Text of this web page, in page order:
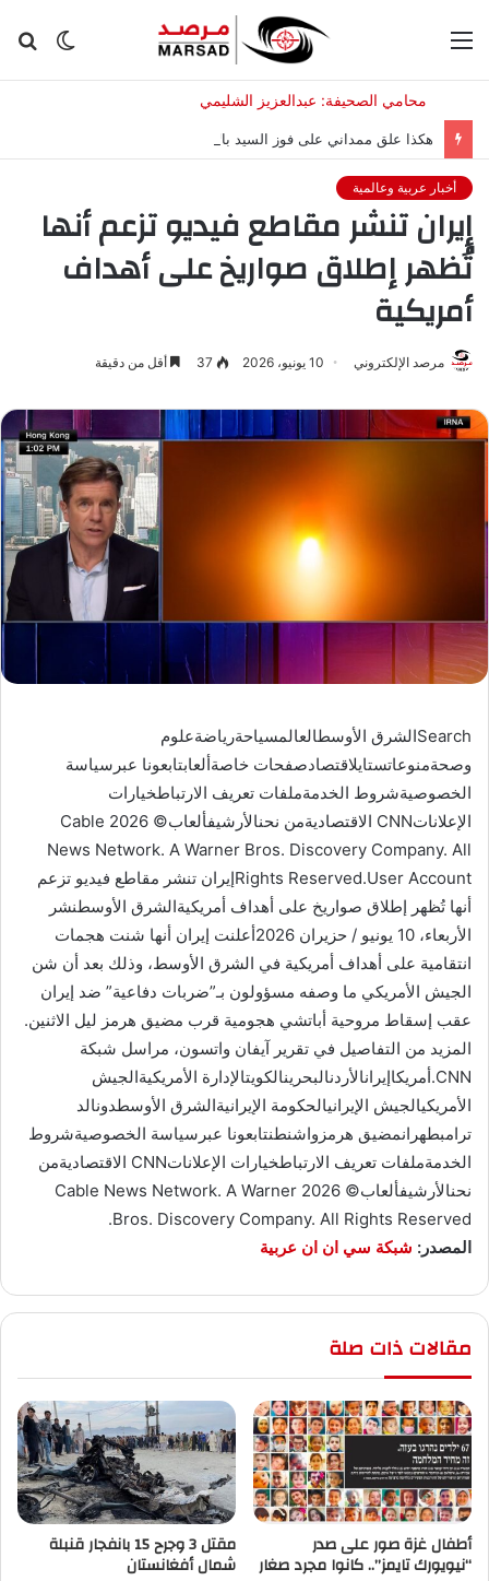
الوضع
أخبار عربية وعالمية
إيران تنشر مقاطع فيديو تزعم أنها
تُظهر إطلاق صواريخ على أهداف
أمريكية
مرصد الإلكتروني 10 يونيو، 2026 37 أقل من دقيقة
Searchالشرق الأوسطالعالمسياحةرياضةعلوم
وصحةمنوعاتستايلاقتصادصفحات خاصةألعابتابعونا عبرسياسة
الخصوصيةشروط الخدمةملفات تعريف الارتباطخيارات
الإعلاناتCNN الاقتصاديةمن نحنالأرشيفألعاب© 2026 Cable
News Network. A Warner Bros. Discovery Company. All
Rights Reserved.User Accountإيران تنشر مقاطع فيديو تزعم
أنها تُظهر إطلاق صواريخ على أهداف أمريكيةالشرق الأوسطنشر
الأربعاء، 10 يونيو / حزيران 2026أعلنت إيران أنها شنت هجمات
انتقامية على أهداف أمريكية في الشرق الأوسط، وذلك بعد أن شن
الجيش الأمريكي ما وصفه مسؤولون بـ”ضربات دفاعية” ضد إيران
عقب إسقاط مروحية أباتشي هجومية قرب مضيق هرمز ليل الاثنين.
المزيد من التفاصيل في تقرير آيفان واتسون، مراسل شبكة
CNN.أمريكاإيرانالأردنالبحرينالكويتالإدارة الأمريكيةالجيش
الأمريكيالجيش الإيرانيالحكومة الإيرانيةالشرق الأوسطدونالد
ترامبطهرانمضيق هرمزواشنطنتابعونا عبرسياسة الخصوصيةشروط
الخدمةملفات تعريف الارتباطخيارات الإعلاناتCNN الاقتصاديةمن
نحنالأرشيفألعاب© 2026 Cable News Network. A Warner
Bros. Discovery Company. All Rights Reserved.
المصدر: شبكة سي ان ان عربية
مقالات ذات صلة
أطفال غزة صور على صدر
“نيويورك تايمز”.. كانوا مجرد صغار ‬شمال أفغانستان